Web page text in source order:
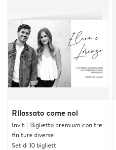
Rilassato come noi
Inviti | Biglietto premium con tre
finiture diverse
Set di 10 biglietti